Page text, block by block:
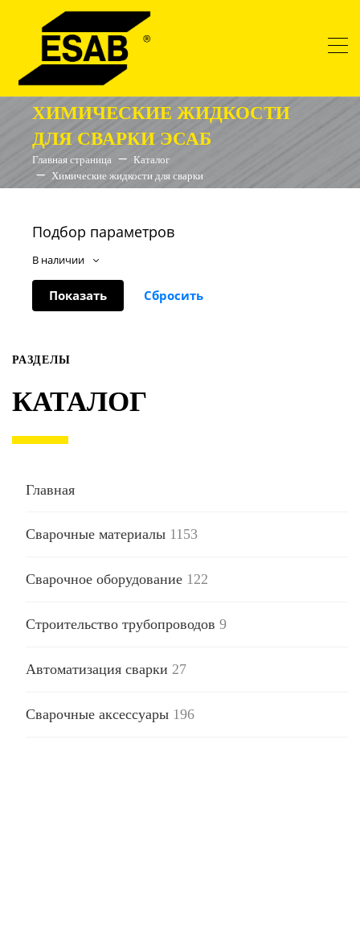
ХИМИЧЕСКИЕ ЖИДКОСТИ
ДЛЯ СВАРКИ ЭСАБ
Главная страница
Каталог
Химические жидкости для сварки
Подбор параметров
В наличии
РАЗДЕЛЫ
КАТАЛОГ
Главная
Сварочные материалы 1153
Сварочное оборудование 122
Строительство трубопроводов 9
Автоматизация сварки 27
Сварочные аксессуары 196